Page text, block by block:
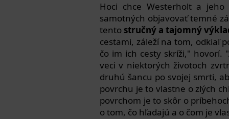
Hoci chce Westerholt a
samotných objavovať temné
tento stručný a tajomný
cestami, záleží na tom, odkiaľ
čo im ich cesty skríži,"
veci v niektorých životoch
druhú šancu po svojej smrti,
povrchu je to vlastne o zlých
povrchom je to skôr o
o tom, čo hľadajú a o čom je